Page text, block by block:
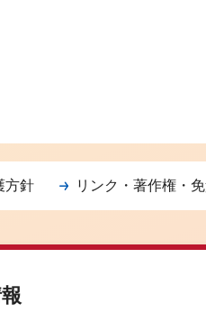
方針 リンク・著作権・